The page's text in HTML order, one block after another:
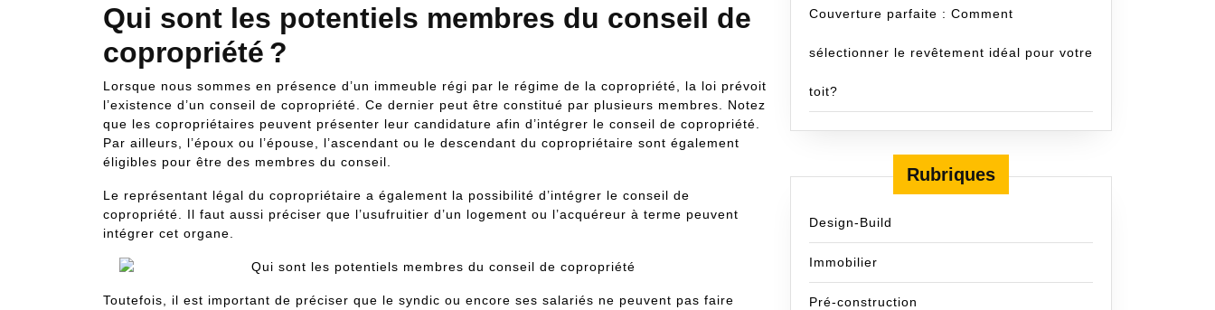
Qui sont les potentiels membres du conseil de
copropriété ?
Lorsque nous sommes en présence d’un immeuble régi par le régime de la copropriété, la loi prévoit
l’existence d’un conseil de copropriété. Ce dernier peut être constitué par plusieurs membres. Notez
que les copropriétaires peuvent présenter leur candidature afin d’intégrer le conseil de copropriété.
Par ailleurs, l’époux ou l’épouse, l’ascendant ou le descendant du copropriétaire sont également
éligibles pour être des membres du conseil.
Le représentant légal du copropriétaire a également la possibilité d’intégrer le conseil de
copropriété. Il faut aussi préciser que l’usufruitier d’un logement ou l’acquéreur à terme peuvent
intégrer cet organe.
Toutefois, il est important de préciser que le syndic ou encore ses salariés ne peuvent pas faire
Couverture parfaite : Comment
sélectionner le revêtement idéal pour votre
toit?
Rubriques
Design-Build
Immobilier
Pré-construction